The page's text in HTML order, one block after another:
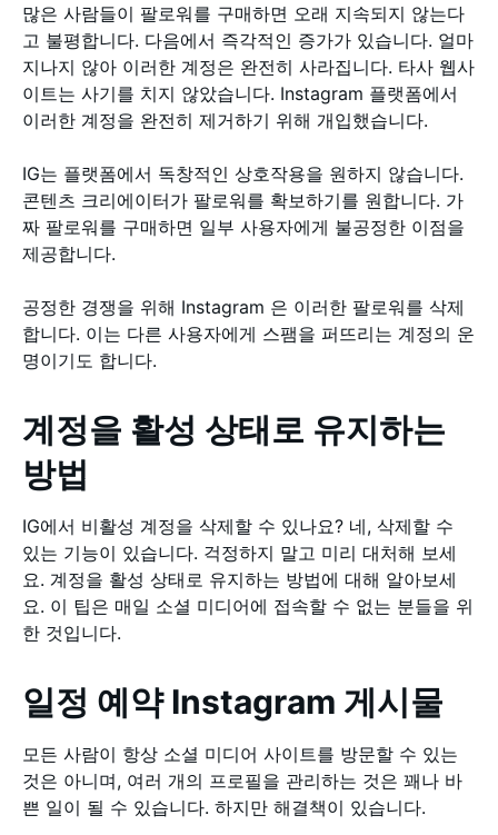
많은 사람들이 팔로워를 구매하면 오래 지속되지 않는다
고 불평합니다. 다음에서 즉각적인 증가가 있습니다. 얼마
지나지 않아 이러한 계정은 완전히 사라집니다. 타사 웹사
이트는 사기를 치지 않았습니다. Instagram 플랫폼에서
이러한 계정을 완전히 제거하기 위해 개입했습니다.
IG는 플랫폼에서 독창적인 상호작용을 원하지 않습니다.
콘텐츠 크리에이터가 팔로워를 확보하기를 원합니다. 가
짜 팔로워를 구매하면 일부 사용자에게 불공정한 이점을
제공합니다.
공정한 경쟁을 위해 Instagram 은 이러한 팔로워를 삭제
합니다. 이는 다른 사용자에게 스팸을 퍼뜨리는 계정의 운
명이기도 합니다.
계정을 활성 상태로 유지하는
방법
IG에서 비활성 계정을 삭제할 수 있나요? 네, 삭제할 수
있는 기능이 있습니다. 걱정하지 말고 미리 대처해 보세
요. 계정을 활성 상태로 유지하는 방법에 대해 알아보세
요. 이 팁은 매일 소셜 미디어에 접속할 수 없는 분들을 위
한 것입니다.
일정 예약 Instagram 게시물
모든 사람이 항상 소셜 미디어 사이트를 방문할 수 있는
것은 아니며, 여러 개의 프로필을 관리하는 것은 꽤나 바
쁜 일이 될 수 있습니다. 하지만 해결책이 있습니다.